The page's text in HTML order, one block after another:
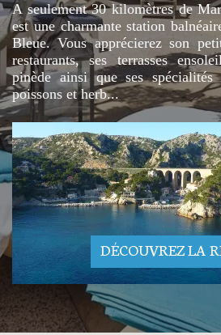
A seulement 30 kilomètres de
est une charmante station
Bleue. Vous apprécierez son
restaurants, ses terrasses
pinède ainsi que ses
poissons et herb...
DÉCOUVREZ LA